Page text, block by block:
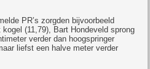
PR’s zorgden bijvoorbeeld
(11,79), Bart Hondeveld sprong
verder dan hoogspringer
liefst een halve meter verder